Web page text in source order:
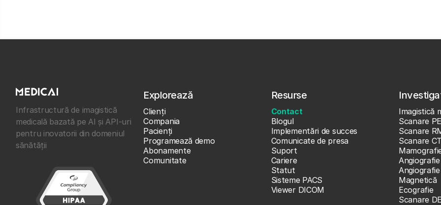
Infrastructură de imagistică
medicală bazată pe AI și API-uri
pentru inovatorii din domeniul
sănătății
Explorează
Clienţi
Compania
Pacienți
Programează demo
Abonamente
Comunitate
Resurse
Contact
Blogul
Implementări de succes
Comunicate de presa
Suport
Cariere
Statut
Sisteme PACS
Viewer DICOM
Imagistică
Scanare
Scanare
Scanare
Angiografie
Magnetică
Ecografie
Scanare